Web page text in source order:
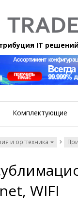
IT решений
Комплектующие
и оргтехника
WIFI